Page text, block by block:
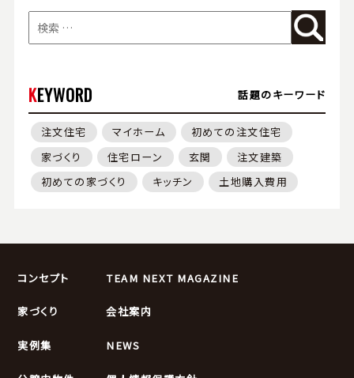
KEYWORD 話題のキーワード
注文住宅 マイホーム
初めての注文住宅
家づくり
住宅ローン 玄関
注文建築
初めての家づくり
キッチン 土地購入費用
コンセプト
家づくり
実例集
TEAM NEXT MAGAZINE
会社案内
NEWS